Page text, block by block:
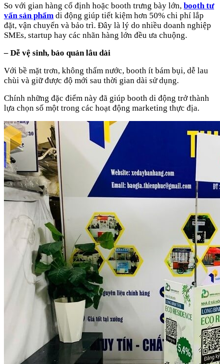
So với gian hàng cố định hoặc booth trưng bày lớn, booth tư
vấn sản phẩm di động giúp tiết kiệm hơn 50% chi phí lắp
đặt, vận chuyển và bảo trì. Đây là lý do nhiều doanh nghiệp
SMEs, startup hay các nhãn hàng lớn đều ưa chuộng.
– Dễ vệ sinh, bảo quản lâu dài
Với bề mặt trơn, không thấm nước, booth ít bám bụi, dễ lau
chùi và giữ được độ mới sau thời gian dài sử dụng.
Chính những đặc điểm này đã giúp booth di động trở thành
lựa chọn số một trong các hoạt động marketing thực địa.